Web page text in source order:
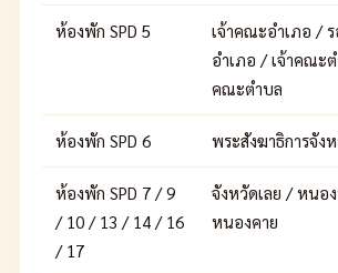
ห้องพัก SPD 5
เจ้าคณะอำเภอ /
อำเภอ / เจ้าคณะ
คณะตำบล
ห้องพัก SPD 6 พระสังฆาธิการจัง
ห้องพัก SPD 7 / 9
/ 10 / 13 / 14 / 16
/ 17
จังหวัดเลย / หนอ
หนองคาย